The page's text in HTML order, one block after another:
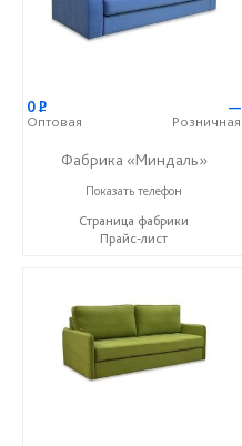
0Р
Оптовая
—
Розничная
Фабрика «Миндаль»
+7 (927) 630-62-82
Показать телефон
Страница фабрики
Прайс-лист